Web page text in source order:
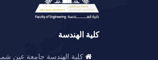
كلية الهندسة
كلية الهندسة جامعة عين